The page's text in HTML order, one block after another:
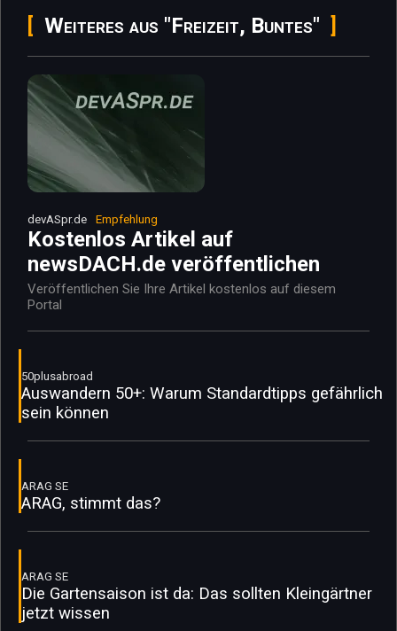
Weiteres aus "Freizeit, Buntes"
devASpr.de Empfehlung
Kostenlos Artikel auf
newsDACH.de veröffentlichen
Veröffentlichen Sie Ihre Artikel kostenlos auf diesem
Portal
50plusabroad
Auswandern 50+: Warum Standardtipps gefährlich
sein können
ARAG SE
ARAG, stimmt das?
ARAG SE
Die Gartensaison ist da: Das sollten Kleingärtner
jetzt wissen